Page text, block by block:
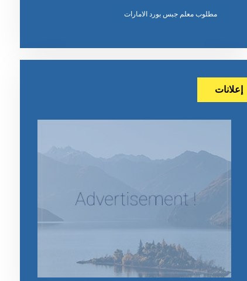
مطلوب معلم جبس بورد الامارات
إعلانات